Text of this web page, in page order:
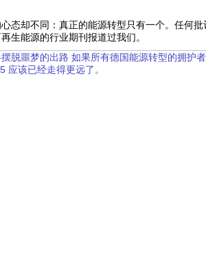
态却不同：真正的能源转型只有一个。任何
生能源的行业期刊报道过我们。